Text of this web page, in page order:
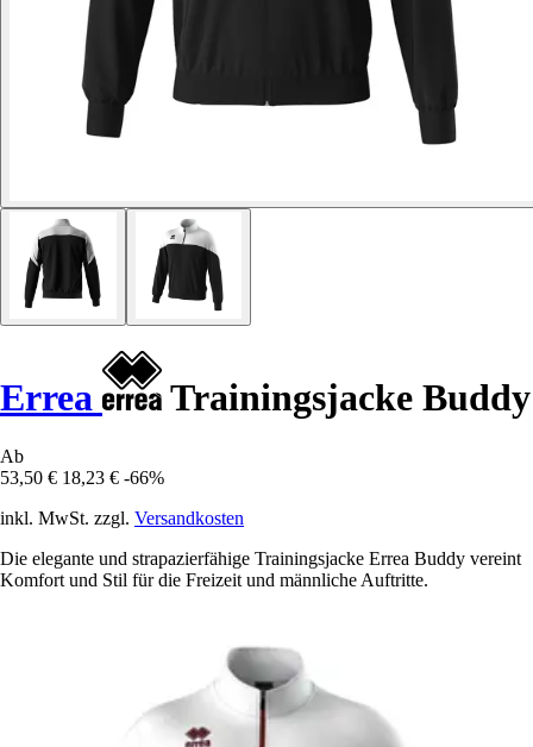
Errea Trainingsjacke Buddy
Ab
53,50 € 18,23 € -66%
inkl. MwSt. zzgl. Versandkosten
Die elegante und strapazierfähige Trainingsjacke Errea Buddy vereint
Komfort und Stil für die Freizeit und männliche Auftritte.